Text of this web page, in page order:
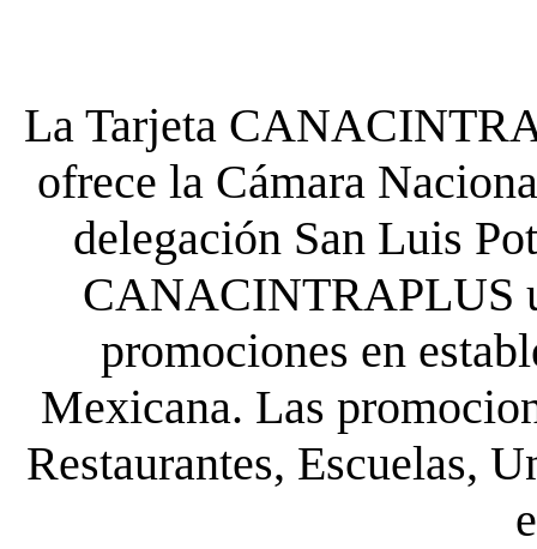
La Tarjeta
ofrece la Cámara
delegación San Luis
CANACINTRAPLUS
promociones en
Mexicana. Las
Restaurantes, Escuelas,